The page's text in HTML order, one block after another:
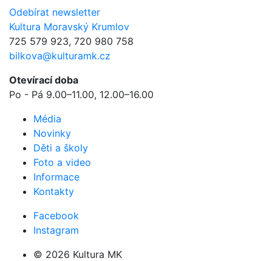
Odebírat newsletter
Kultura Moravský Krumlov
725 579 923, 720 980 758
bilkova@kulturamk.cz
Otevírací doba
Po - Pá 9.00–11.00, 12.00–16.00
Média
Novinky
Děti a školy
Foto a video
Informace
Kontakty
Facebook
Instagram
© 2026 Kultura MK